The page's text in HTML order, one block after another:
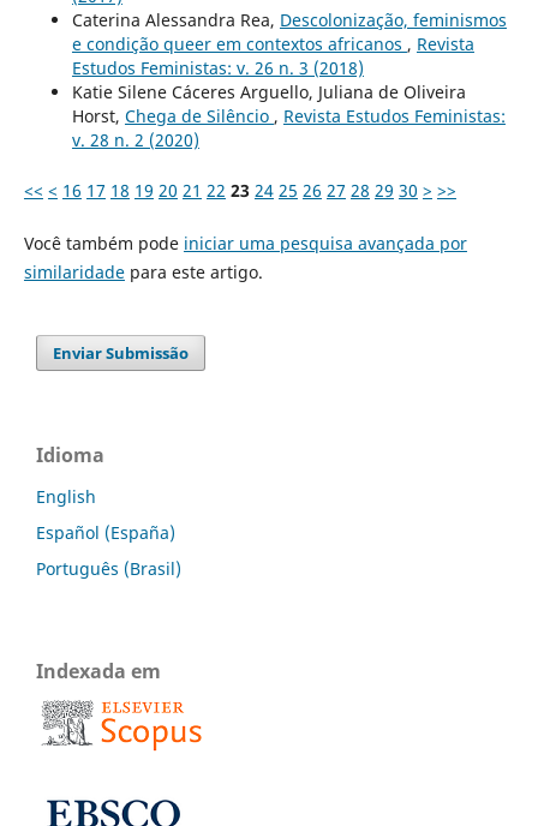
Caterina Alessandra Rea, Descolonização, feminismos
e condição queer em contextos africanos , Revista
Estudos Feministas: v. 26 n. 3 (2018)
Katie Silene Cáceres Arguello, Juliana de Oliveira
Horst, Chega de Silêncio , Revista Estudos Feministas:
v. 28 n. 2 (2020)
<< < 16 17 18 19 20 21 22 23 24 25 26 27 28 29 30 > >>
Você também pode iniciar uma pesquisa avançada por
similaridadepara este artigo.
Enviar Submissão
Idioma
English
Español (España)
Português (Brasil)
Indexada em